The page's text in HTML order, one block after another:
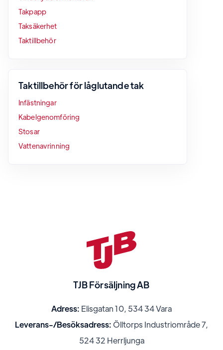
Takpapp
Taksäkerhet
Taktillbehör
Taktillbehör för låglutande tak
Infästningar
Kabelgenomföring
Stosar
Vattenavrinning
TJB Försäljning AB
Adress: Elisgatan 10, 534 34 Vara
Leverans-/Besöksadress: Ölltorps Industriområde 7,
524 32 Herrljunga